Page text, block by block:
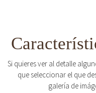
Si quieres ver al detalle
que seleccionar el que
galería de